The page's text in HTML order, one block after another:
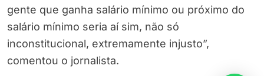
gente que ganha salário mínimo ou próximo do
salário mínimo seria aí sim, não só
inconstitucional, extremamente injusto”,
comentou o jornalista.